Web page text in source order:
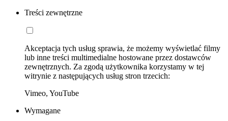
Treści zewnętrzne
Akceptacja tych usług sprawia, że możemy wyświetlać filmy
lub inne treści multimedialne hostowane przez dostawców
zewnętrznych. Za zgodą użytkownika korzystamy w tej
witrynie z następujących usług stron trzecich:
Vimeo, YouTube
Wymagane